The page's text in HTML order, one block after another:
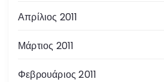
Απρίλιος 2011
Μάρτιος 2011
Φεβρουάριος 2011